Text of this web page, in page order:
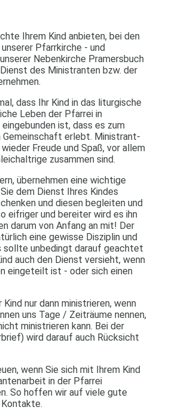
Ihrem Kind anbieten, bei den
Pfarrkirche - und
Nebenkirche Pramersbuch
des Ministranten bzw. der
dass Ihr Kind in das liturgische
Leben der Pfarrei in
ist, dass es zum
Gemeinschaft erlebt. Ministrant-
Freude und Spaß, vor allem
zusammen sind.
übernehmen eine wichtige
dem Dienst Ihres Kindes
und diesen begleiten und
eifriger und bereiter wird es ihn
darum von Anfang an mit! Der
eine gewisse Disziplin und
sollte unbedingt darauf geachtet
auch den Dienst versieht, wenn
eingeteilt ist - oder sich einen
nur dann ministrieren, wenn
uns Tage / Zeiträume nennen,
ministrieren kann. Bei der
wird darauf auch Rücksicht
wenn Sie sich mit Ihrem Kind
in der Pfarrei
So hoffen wir auf viele gute
Kontakte.